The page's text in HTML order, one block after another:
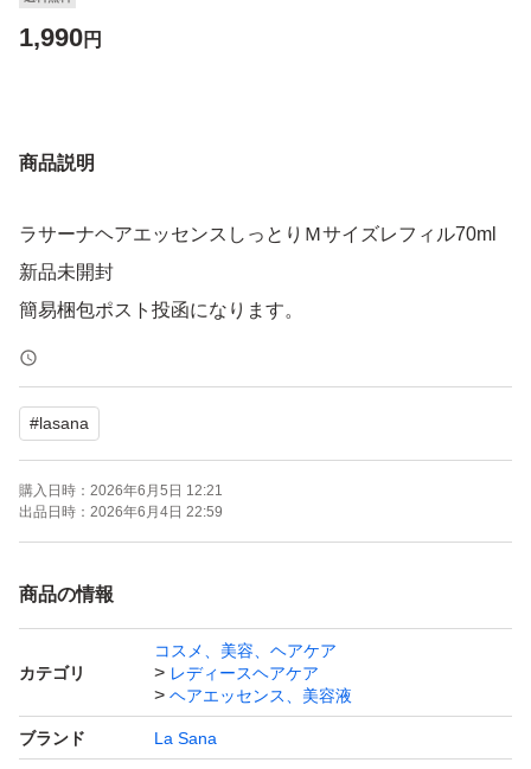
1,990円
商品説明
ラサーナヘアエッセンスしっとりＭサイズレフィル70ml
新品未開封
簡易梱包ポスト投函になります。
#lasana
購入日時： 2026年6月5日 12:21
出品日時： 2026年6月4日 22:59
商品の情報
カテゴリ
コスメ、美容、ヘアケア
レディースヘアケア
ヘアエッセンス、美容液
ブランド La Sana